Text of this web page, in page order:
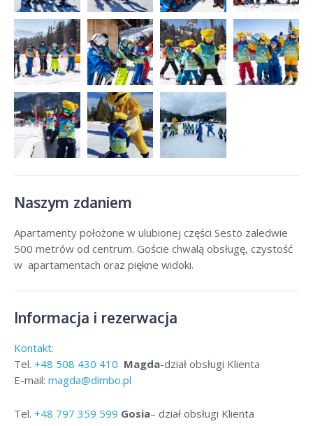
Naszym zdaniem
Apartamenty położone w ulubionej części Sesto zaledwie
500 metrów od centrum. Goście chwalą obsługę, czystość
w apartamentach oraz piękne widoki.
Informacja i rezerwacja
Kontakt:
Tel. +48 508 430 410 Magda-dział obsługi Klienta
E-mail: magda@dimbo.pl
Tel. +48 797 359 599 Gosia– dział obsługi Klienta